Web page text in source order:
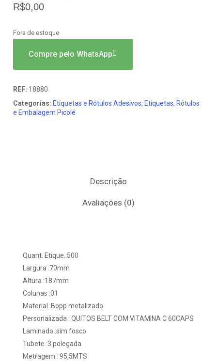
R$0,00
Fora de estoque
Compre pelo WhatsApp
REF: 18880
Categorias: Etiquetas e Rótulos Adesivos, Etiquetas, Rótulos
e Embalagem Picolé
Descrição
Avaliações (0)
Quant. Etique.:500
Largura :70mm
Altura :187mm
Colunas :01
Material :Bopp metalizado
Personalizada : QUITOS BELT COM VITAMINA C 60CAPS
Laminado :sim fosco
Tubete :3 polegada
Metragem : 95,5MTS